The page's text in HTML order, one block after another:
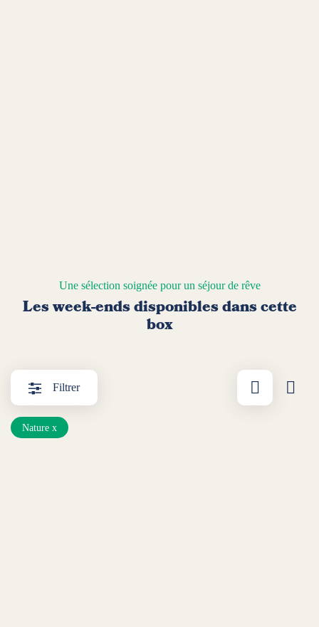
Une sélection soignée pour un séjour de rêve
Les week-ends disponibles dans cette
box
Filtrer Afficher par
Nature x